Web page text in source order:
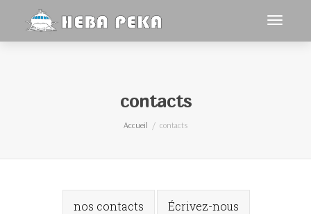
contacts
Accueil contacts
nos contacts Écrivez-nous